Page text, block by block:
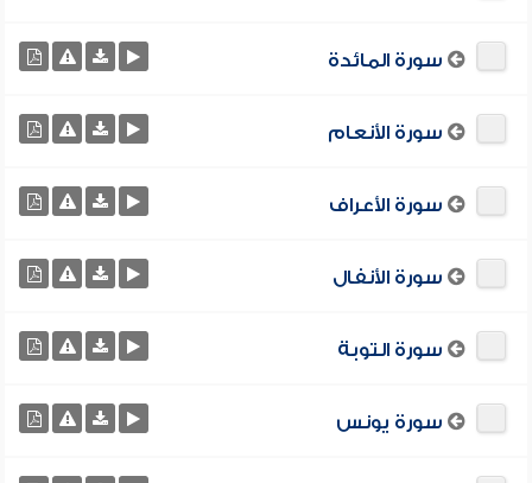
سورة المائدة
سورة الأنعام
سورة الأعراف
سورة الأنفال
سورة التوبة
سورة يونس